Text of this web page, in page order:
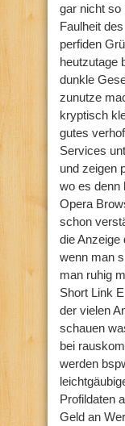
gar nicht so
Faulheit
perfiden
heutzutage
dunkle
zunutze
kryptisch
gutes
Services
und zeigen
wo es denn
Opera
schon
die Anzeige
wenn man
man ruhig
Short Link
der vielen
schauen
bei
werden
Profildaten
Geld an